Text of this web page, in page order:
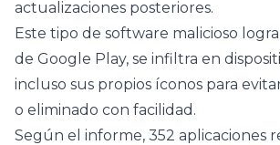
actualizaciones posteriores.
Este tipo de software malicioso
de Google Play, se infiltra en
incluso sus propios íconos para
o eliminado con facilidad.
Según el informe, 352 aplicaciones